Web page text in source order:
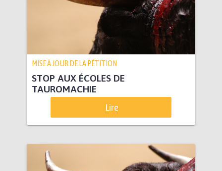
MISE À JOUR DE LA PÉTITION
STOP AUX ÉCOLES DE
TAUROMACHIE
Lire